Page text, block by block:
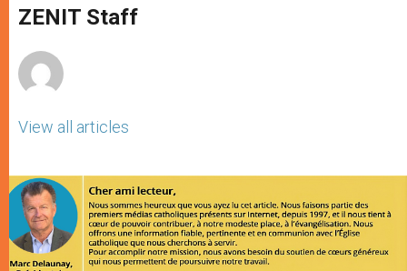
p
p
g
e
o
k
ZENIT Staff
View all articles